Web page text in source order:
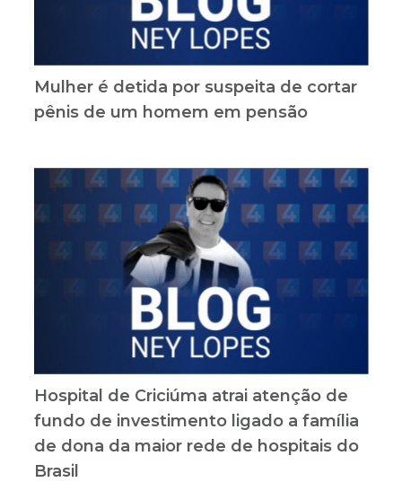
Mulher é detida por suspeita de cortar
pênis de um homem em pensão
Hospital de Criciúma atrai atenção de
fundo de investimento ligado a família
de dona da maior rede de hospitais do
Brasil